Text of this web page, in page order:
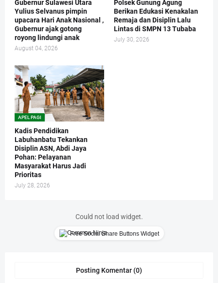
Gubernur Sulawesi Utara
Yulius Selvanus pimpin
upacara Hari Anak Nasional ,
Gubernur ajak gotong
royong lindungi anak
August 04, 2026
Polsek Gunung Agung
Berikan Edukasi Kenakalan
Remaja dan Disiplin Lalu
Lintas di SMPN 13 Tubaba
July 30, 2026
APEL PAGI
Kadis Pendidikan
Labuhanbatu Tekankan
Disiplin ASN, Abdi Jaya
Pohan: Pelayanan
Masyarakat Harus Jadi
Prioritas
July 28, 2026
Could not load widget.
Free Social Share Buttons Widget
Posting Komentar (0)